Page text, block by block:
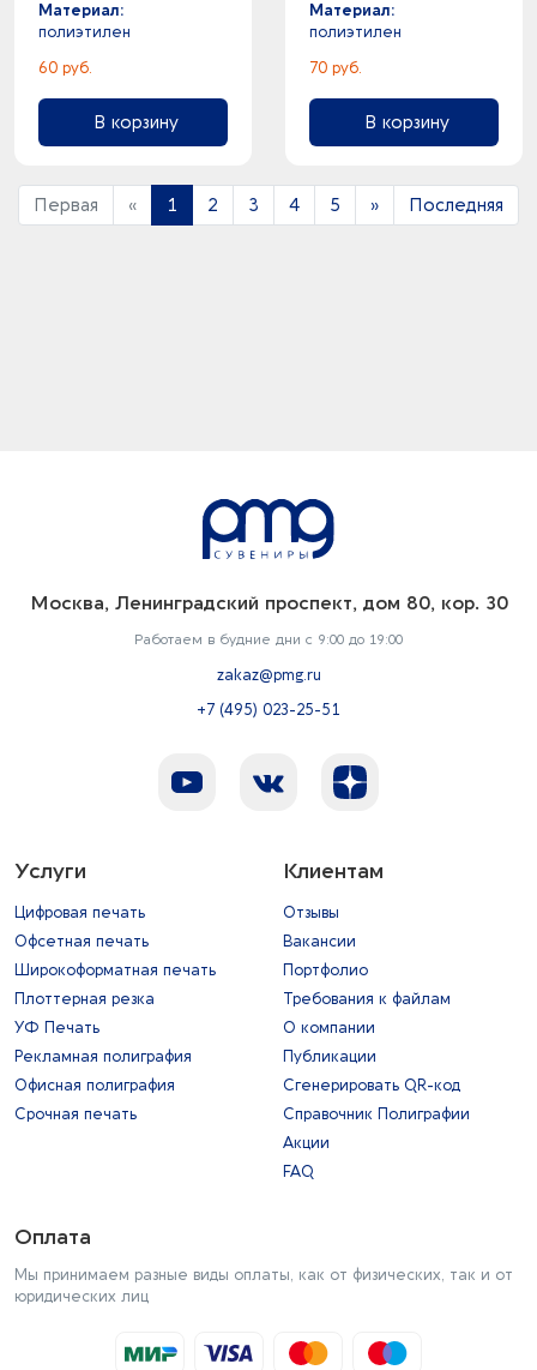
Материал:
полиэтилен
60 руб.
В корзину
Материал:
полиэтилен
70 руб.
В корзину
Первая « 1 2 3 4 5 » Последняя
Москва, Ленинградский проспект, дом 80, кор. 30
Работаем в будние дни с 9:00 до 19:00
zakaz@pmg.ru
+7 (495) 023-25-51
Услуги
Цифровая печать
Офсетная печать
Широкоформатная печать
Плоттерная резка
УФ Печать
Рекламная полиграфия
Офисная полиграфия
Срочная печать
Клиентам
Отзывы
Вакансии
Портфолио
Требования к файлам
О компании
Публикации
Сгенерировать QR-код
Справочник Полиграфии
Акции
FAQ
Оплата
Мы принимаем разные виды оплаты, как от физических, так и от
юридических лиц